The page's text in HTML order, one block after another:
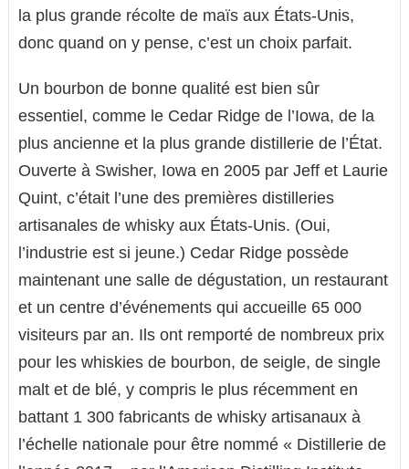
la plus grande récolte de maïs aux États-Unis,
donc quand on y pense, c’est un choix parfait.
Un bourbon de bonne qualité est bien sûr
essentiel, comme le Cedar Ridge de l’Iowa, de la
plus ancienne et la plus grande distillerie de l’État.
Ouverte à Swisher, Iowa en 2005 par Jeff et Laurie
Quint, c’était l’une des premières distilleries
artisanales de whisky aux États-Unis. (Oui,
l’industrie est si jeune.) Cedar Ridge possède
maintenant une salle de dégustation, un restaurant
et un centre d’événements qui accueille 65 000
visiteurs par an. Ils ont remporté de nombreux prix
pour les whiskies de bourbon, de seigle, de single
malt et de blé, y compris le plus récemment en
battant 1 300 fabricants de whisky artisanaux à
l’échelle nationale pour être nommé « Distillerie de